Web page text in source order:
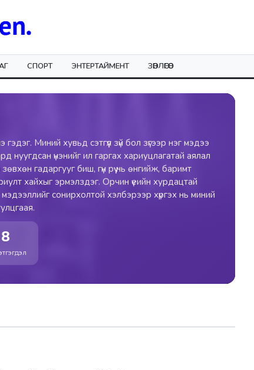
СПОРТ ЭНТЕРТАЙМЕНТ ЗӨВЛӨГӨӨ
Миний хувьд сэтгүүл зүй бол зүгээр нэг мэдээ
үнэнийг ил гаргах хариуцлагатай аялал
гадаргууг биш, гүн рүү нь өнгийж, баримт
хайхыг эрмэлздэг. Орчин үеийн хурдацтай
мэдээллийг сонирхолтой хэлбэрээр хүргэх нь миний
8